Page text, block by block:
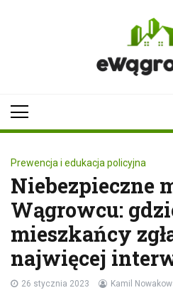
Prewencja i edukacja policyjna
Niebezpieczne
Wągrowcu:
mieszkańcy
najwięcej
26 stycznia 2023 Kamil